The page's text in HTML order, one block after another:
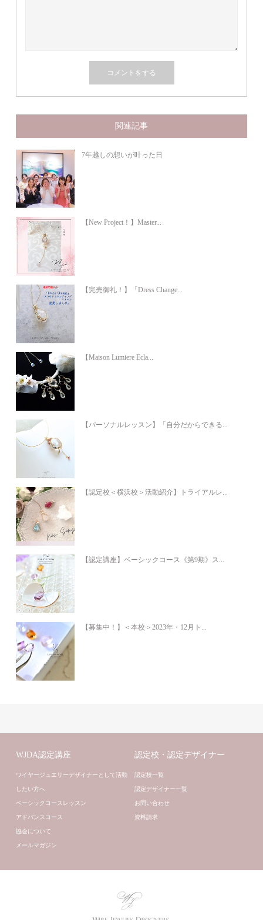
関連記事
7年越しの想いが叶った日
【New Project！】Master...
【完売御礼！】「Dress Change...
【Maison Lumiere Ecla...
【パーソナルレッスン】「自分だからできる...
【認定校＜横浜校＞活動紹介】トライアルレ...
【認定講座】ベーシックコース《第9期》ス...
【募集中！】＜本校＞2023年・12月ト...
WJDA認定講座
ワイヤージュエリーデザイナーとして活動
したい方へ
ベーシックコースレッスン
アドバンスコース
協会について
メールマガジン
認定校・認定デザイナー
認定校一覧
認定デザイナー一覧
お問い合わせ
資料請求